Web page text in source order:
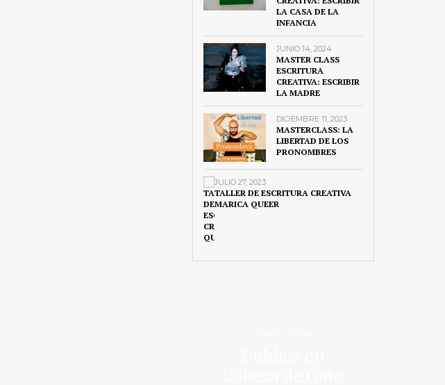
LA CASA DE LA
INFANCIA
JUNIO 14, 2024
MASTER CLASS
ESCRITURA
CREATIVA: ESCRIBIR
LA MADRE
DICIEMBRE 11, 2023
MASTERCLASS: LA
LIBERTAD DE LOS
PRONOMBRES
JULIO 27, 2023
TALLER DE ESCRITURA CREATIVA
MARICA QUEER